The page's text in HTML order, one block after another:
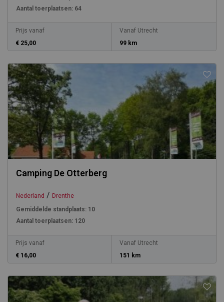
Aantal toerplaatsen: 64
Prijs vanaf
€ 25,00
Vanaf Utrecht
99 km
Camping De Otterberg
Nederland / Drenthe
Gemiddelde standplaats: 10
Aantal toerplaatsen: 120
Prijs vanaf
€ 16,00
Vanaf Utrecht
151 km